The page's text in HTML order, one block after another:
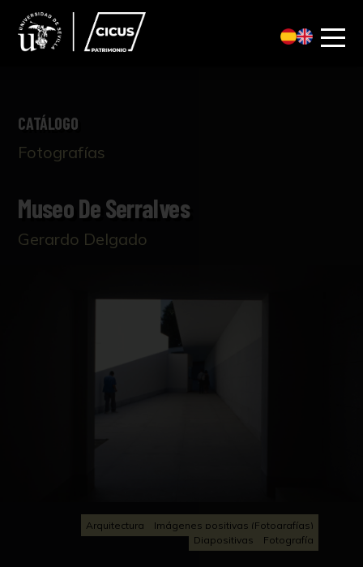
CATÁLOGO
Fotografías
Museo De Serralves
Gerardo Delgado
Arquitectura
Imágenes positivas (Fotografías)
Diapositivas
Fotografía